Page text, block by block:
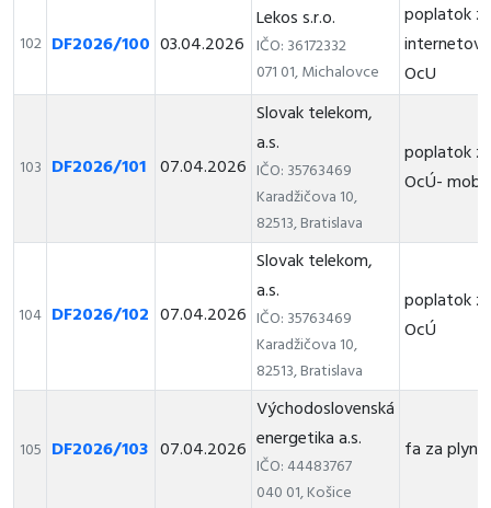
102 DF2026/100 03.04.2026
Lekos s.r.o.
IČO: 36172332
071 01, Michalovce
poplatok
OcU
103 DF2026/101 07.04.2026
Slovak telekom,
a.s.
IČO: 35763469
Karadžičova 10,
82513, Bratislava
poplatok
OcÚ- mobil
104 DF2026/102 07.04.2026
Slovak telekom,
a.s.
IČO: 35763469
Karadžičova 10,
82513, Bratislava
poplatok
OcÚ
105 DF2026/103 07.04.2026
Východoslovenská
energetika a.s.
IČO: 44483767
040 01, Košice
fa za plyn